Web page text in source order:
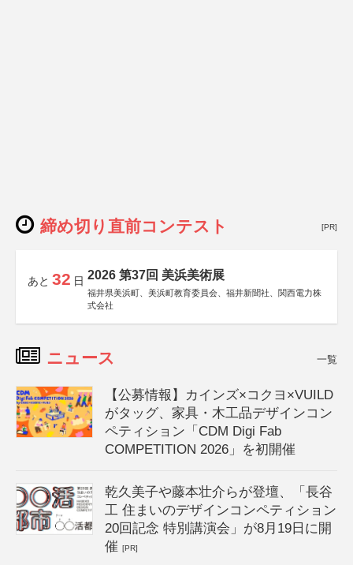
締め切り直前コンテスト [PR]
あと 32 日 2026 第37回 美浜美術展
福井県美浜町、美浜町教育委員会、福井新聞社、関西電力株
式会社
ニュース 一覧
【公募情報】カインズ×コクヨ×VUILD
がタッグ、家具・木工品デザインコン
ペティション「CDM Digi Fab
COMPETITION 2026」を初開催
乾久美子や藤本壮介らが登壇、「長谷
工 住まいのデザインコンペティション
20回記念 特別講演会」が8月19日に開
催[PR]